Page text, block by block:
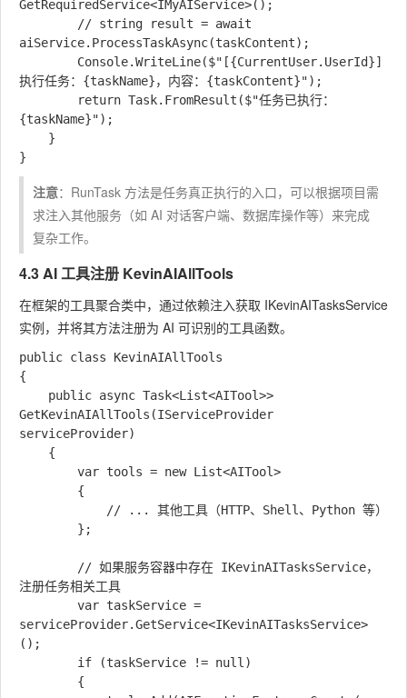
GetRequiredService<IMyAIService>();
aiService.ProcessTaskAsync(taskContent);
执行任务：{taskName}，内容：{taskContent}");
{taskName}");
注意： RunTask 方法是任务真正执行的入口，可以根据项目需
求注入其他服务（如 AI 对话客户端、数据库操作等）来完成
复杂工作。
4.3 AI 工具注册 KevinAIAllTools
在框架的工具聚合类中，通过依赖注入获取 IKevinAITasksService
实例，并将其方法注册为 AI 可识别的工具函数。
public class KevinAIAllTools
{
GetKevinAIAllTools(IServiceProvider
serviceProvider)
注册任务相关工具
serviceProvider.GetService<IKevinAITasksService>
();